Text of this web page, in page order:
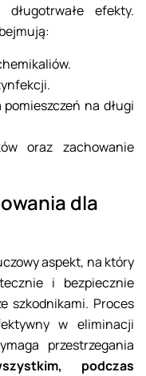
efekty.
na długi
oraz zachowanie
dla
aspekt, na który
i bezpiecznie
szkodnikami. Proces
w eliminacji
przestrzegania
podczas